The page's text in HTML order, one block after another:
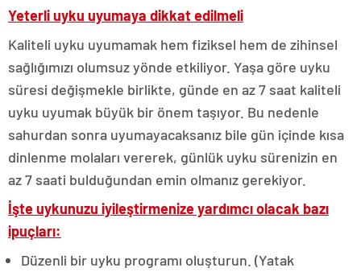
Yeterli uyku uyumaya dikkat edilmeli
Kaliteli uyku uyumamak hem fiziksel hem de zihinsel
sağlığımızı olumsuz yönde etkiliyor. Yaşa göre uyku
süresi değişmekle birlikte, günde en az 7 saat kaliteli
uyku uyumak büyük bir önem taşıyor. Bu nedenle
sahurdan sonra uyumayacaksanız bile gün içinde kısa
dinlenme molaları vererek, günlük uyku sürenizin en
az 7 saati bulduğundan emin olmanız gerekiyor.
İşte uykunuzu iyileştirmenize yardımcı olacak bazı
ipuçları:
Düzenli bir uyku programı oluşturun. (Yatak